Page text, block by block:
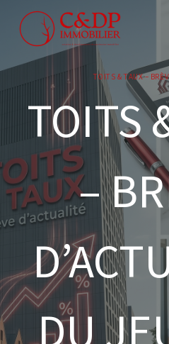
contenu
TOITS & TAUX –
TOITS
–